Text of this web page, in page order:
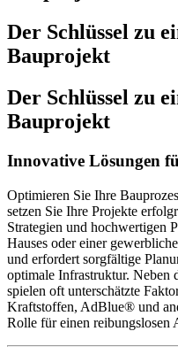
Der Schlüssel zu
Bauprojekt
Der Schlüssel zu
Bauprojekt
Innovative Lösungen
Optimieren Sie Ihre
setzen Sie Ihre Projekte
Strategien und hochwertigen
Hauses oder einer
und erfordert sorgfältige
optimale Infrastruktur. Neben
spielen oft unterschätzte
Kraftstoffen, AdBlue® und
Rolle für einen reibungslosen